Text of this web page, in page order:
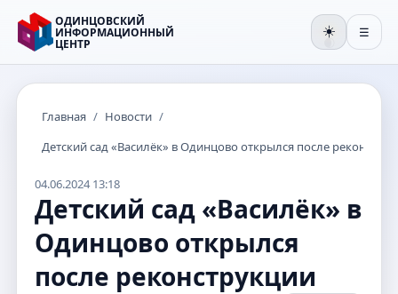
ОДИНЦОВСКИЙ
ИНФОРМАЦИОННЫЙ
ЦЕНТР
☀️ ☰
Главная / Новости /
Детский сад «Василёк» в Одинцово открылся после
04.06.2024 13:18
Детский сад «Василёк» в
Одинцово открылся
после реконструкции